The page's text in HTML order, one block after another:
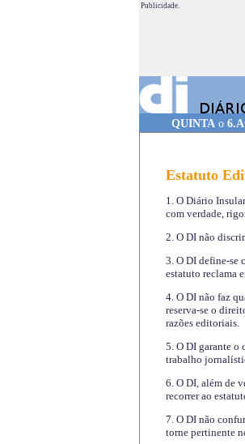
Publicidade.
QUINTA o
Estatuto
1. O Diário
com verdade,
2. O DI não
3. O DI define-se
estatuto reclama
4. O DI não faz
reserva-se o
razões editoriais.
5. O DI garante o
trabalho
6. O DI, além de
recorrer ao
7. O DI não
torne pertinente